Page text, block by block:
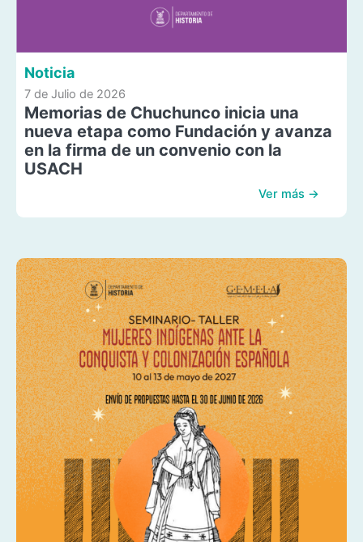
Noticia
7 de Julio de 2026
Memorias de Chuchunco inicia una
nueva etapa como Fundación y avanza
en la firma de un convenio con la
USACH
Ver más →